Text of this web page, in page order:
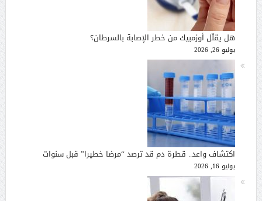
هل يقلّل أوزمبيك من خطر الإصابة بالسرطان؟
يوليو 26, 2026
اكتشاف واعد.. قطرة دم قد ترصد “مرضا خطيرا” قبل سنوات
يوليو 16, 2026